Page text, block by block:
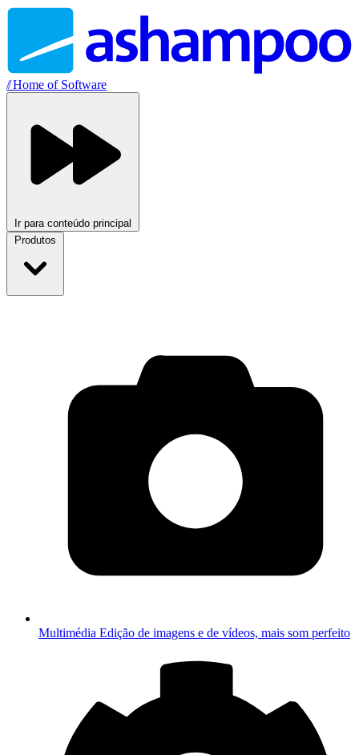
//Home of Software
Ir para conteúdo principal
Produtos
Multimédia Edição de imagens e de vídeos, mais som perfeito